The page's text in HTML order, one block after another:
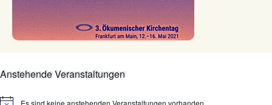
Anstehende Veranstaltungen